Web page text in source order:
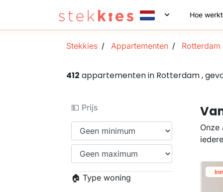
Hoe
Stekkies Appartementen Rotterdam
412 appartementen in Rotterdam ,
💵 Prijs
🏠 Type woning
Onze